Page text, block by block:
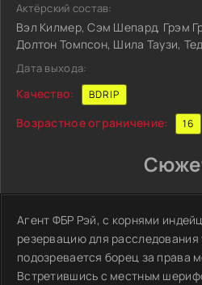
Актёрский состав:
Вэл Килмер, Сэм Шепард, Грэм
Долтон Томпсон, Шила Таузи,
Дата выхода:
Качество: BDRIP
Возрастное ограничение: 16
Агент ФБР Рэй, с корнями
резервацию для расследования
подозревается борец за права
Встретившись с местным